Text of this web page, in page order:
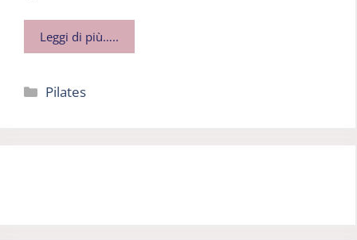
Leggi di più…..
Categorie
Pilates